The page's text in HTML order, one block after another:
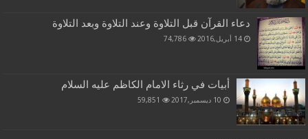
دعاء القرآن قبل التلاوة وعند التلاوة وبعد التلاوة
14 أبريل,2016 74,786
أبيات في رثاء الامام الكاظم عليه السلام
10 ديسمبر,2017 59,851